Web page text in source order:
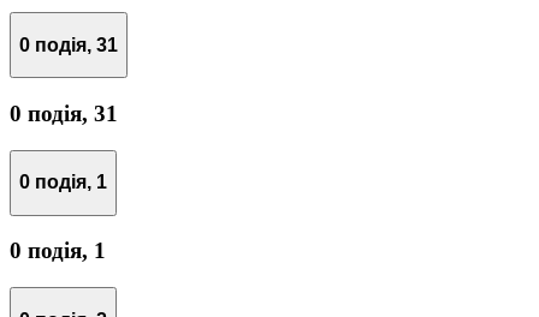
0 подія, 31
0 подія, 31
0 подія, 1
0 подія, 1